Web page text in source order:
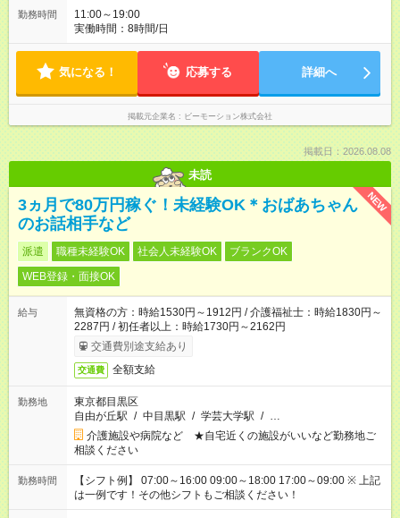
勤務時間
11:00～19:00
実働時間：8時間/日
気になる！ 応募する 詳細へ
掲載元企業名 ビーモーション株式会社
掲載日：2026.08.08
未読
NEW
3ヵ月で80万円稼ぐ！未経験OK＊おばあちゃん
のお話相手など
派遣 職種未経験OK 社会人未経験OK
ブランクOK
WEB登録・面接OK
給与
無資格の方：時給1530円～1912円 / 介護福祉士：時給1830円～
2287円 / 初任者以上：時給1730円～2162円
交通費別途支給あり
交通費 全額支給
勤務地
東京都目黒区
自由が丘駅 / 中目黒駅 / 学芸大学駅 / …
介護施設や病院など ★自宅近くの施設がいいなど勤務地ご
相談ください
勤務時間
【シフト例】 07:00～16:00 09:00～18:00 17:00～09:00 ※ 上記
は一例です！その他シフトもご相談ください！